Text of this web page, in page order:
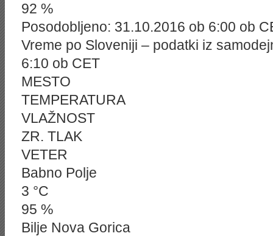
92 %
Posodobljeno: 31.10.2016 ob 6:00 ob
Vreme po Sloveniji – podatki iz
6:10 ob CET
MESTO
TEMPERATURA
VLAŽNOST
ZR. TLAK
VETER
Babno Polje
3 °C
95 %
Bilje Nova Gorica